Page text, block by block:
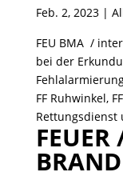
Feb. 2, 2023|
FEU BMA /
bei der
FF Ruhwinkel,
Rettungsdienst
FEUER